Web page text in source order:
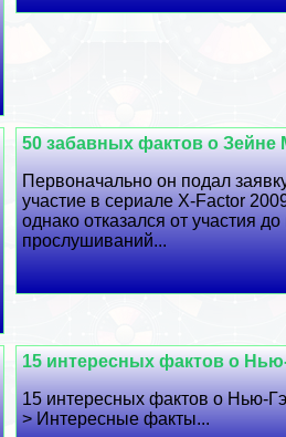
50 забавных фактов о Зейне
Первоначально он подал
участие в сериале X-Factor
однако отказался от участия
прослушиваний...
15 интересных фактов о
15 интересных фактов о Нью-
> Интересные факты...